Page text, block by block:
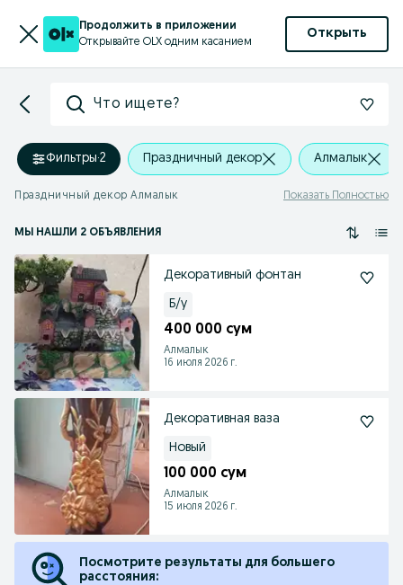
Продолжить в приложении
Открывайте OLX одним касанием
Открыть
Что ищете?
Фильтры·2 Праздничный декор Алмалык
Праздничный декор Алмалык Показать Полностью
МЫ НАШЛИ 2 ОБЪЯВЛЕНИЯ
Декоративный фонтан
Б/у
400 000 сум
Алмалык
16 июля 2026 г.
Декоративная ваза
Новый
100 000 сум
Алмалык
15 июля 2026 г.
Посмотрите результаты для большего
расстояния: